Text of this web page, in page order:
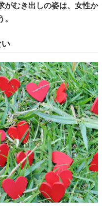
がむき出しの姿は、女性か